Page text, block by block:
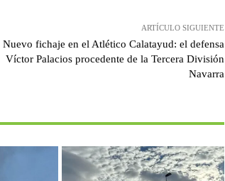
ARTÍCULO SIGUIENTE
Nuevo fichaje en el Atlético Calatayud: el defensa
Víctor Palacios procedente de la Tercera División
Navarra